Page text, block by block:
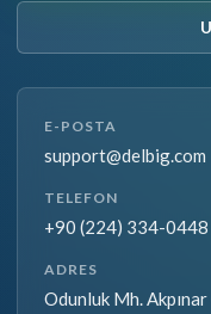
E-POSTA
support@delbig.com
TELEFON
+90 (224) 334-0448
ADRES
Odunluk Mh.